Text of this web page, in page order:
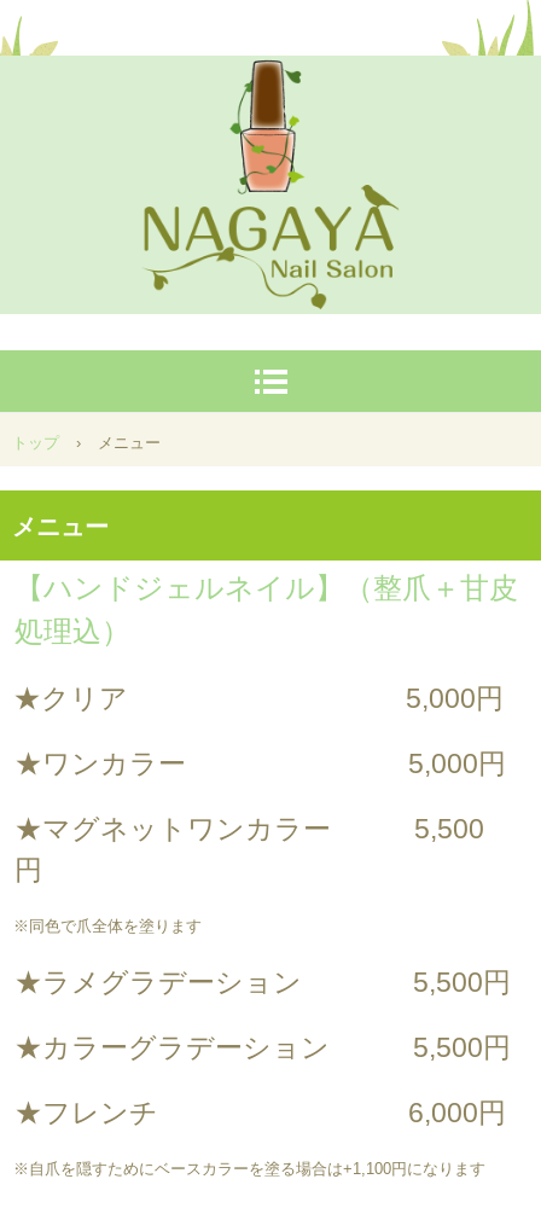
NAGAYA
安芸高田市甲田町、山奥にあるホームネイルサロン。もっと身近に、気軽にジェルネイルを広めて
いきたいです！！
トップ › メニュー
メニュー
【ハンドジェルネイル】（整爪＋甘皮
処理込）
★クリア 5,000円
★ワンカラー 5,000円
★マグネットワンカラー 5,500
円
※同色で爪全体を塗ります
★ラメグラデーション 5,500円
★カラーグラデーション 5,500円
★フレンチ 6,000円
※自爪を隠すためにベースカラーを塗る場合は+1,100円になります